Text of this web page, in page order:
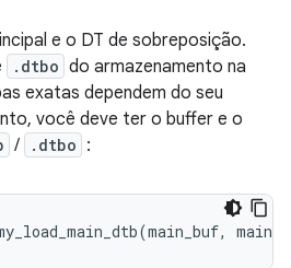
e o DT de sobreposição.
.dtbo do armazenamento na
exatas dependem do seu
você deve ter o buffer e o
/ .dtbo :
(main_buf,